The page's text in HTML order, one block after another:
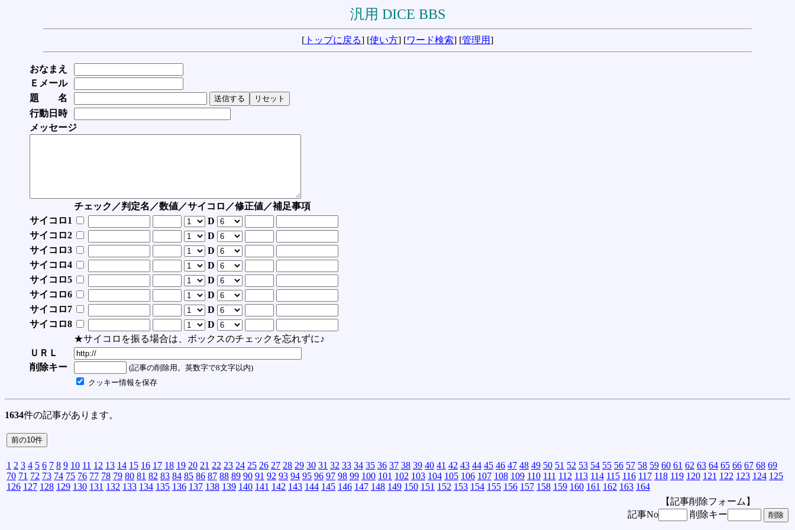
汎用 DICE BBS
[ トップに戻る] [使い方] [ワード検索] [管理用]
おなまえ
Ｅメール
題 名
行動日時
メッセージ
チェック／判定名／数値／サイコロ／修正値／補足事項
サイコロ1
D
サイコロ2
D
サイコロ3
D
サイコロ4
D
サイコロ5
D
サイコロ6
D
サイコロ7
D
サイコロ8
D
★サイコロを振る場合は、ボックスのチェックを忘れずに♪
ＵＲＬ
削除キー
(記事の削除用。英数字で8文字以内)
クッキー情報を保存
1634件の記事があります。
1 2 3 4 5 6 7 8 9 10 11 12 13 14 15 16 17 18 19 20 21 22 23 24 25 26 27 28 29 30 31 32 33 34 35 36 37 38 39 40 41 42 43 44 45 46 47 48 49 50 51 52 53 54 55 56 57 58 59 60 61 62 63 64 65 66 67 68 69
70 71 72 73 74 75 76 77 78 79 80 81 82 83 84 85 86 87 88 89 90 91 92 93 94 95 96 97 98 99 100 101 102 103 104 105 106 107 108 109 110 111 112 113 114 115 116 117 118 119 120 121 122 123 124 125
126 127 128 129 130 131 132 133 134 135 136 137 138 139 140 141 142 143 144 145 146 147 148 149 150 151 152 153 154 155 156 157 158 159 160 161 162 163 164
【記事削除フォーム】
記事No
削除キー